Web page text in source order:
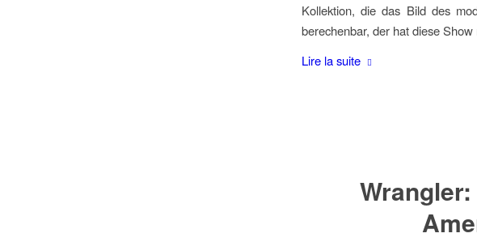
Kollektion, die das Bild des
berechenbar, der hat diese
Lire la suite